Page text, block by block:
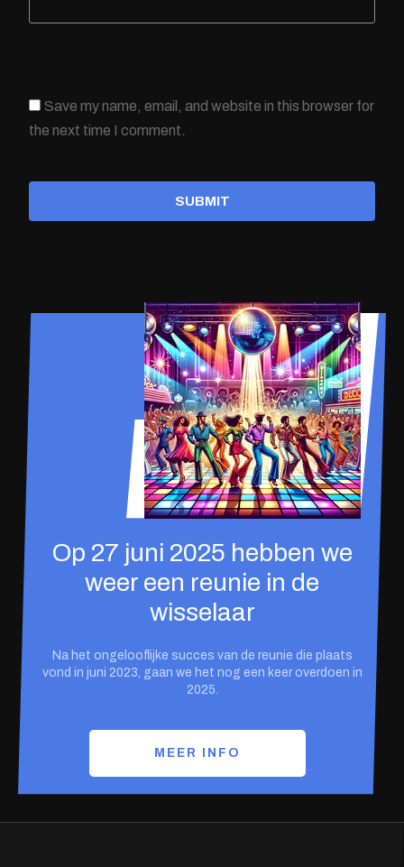
Save my name, email, and website in this browser for
the next time I comment.
SUBMIT
Op 27 juni 2025 hebben we
weer een reunie in de
wisselaar
Na het ongelooflijke succes van de reunie die plaats
vond in juni 2023, gaan we het nog een keer overdoen in
2025.
MEER INFO